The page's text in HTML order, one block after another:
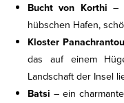
Bucht von Korthi –
hübschen Hafen,
Kloster Panachrantou
das auf einem
Landschaft der Insel
Batsi – ein